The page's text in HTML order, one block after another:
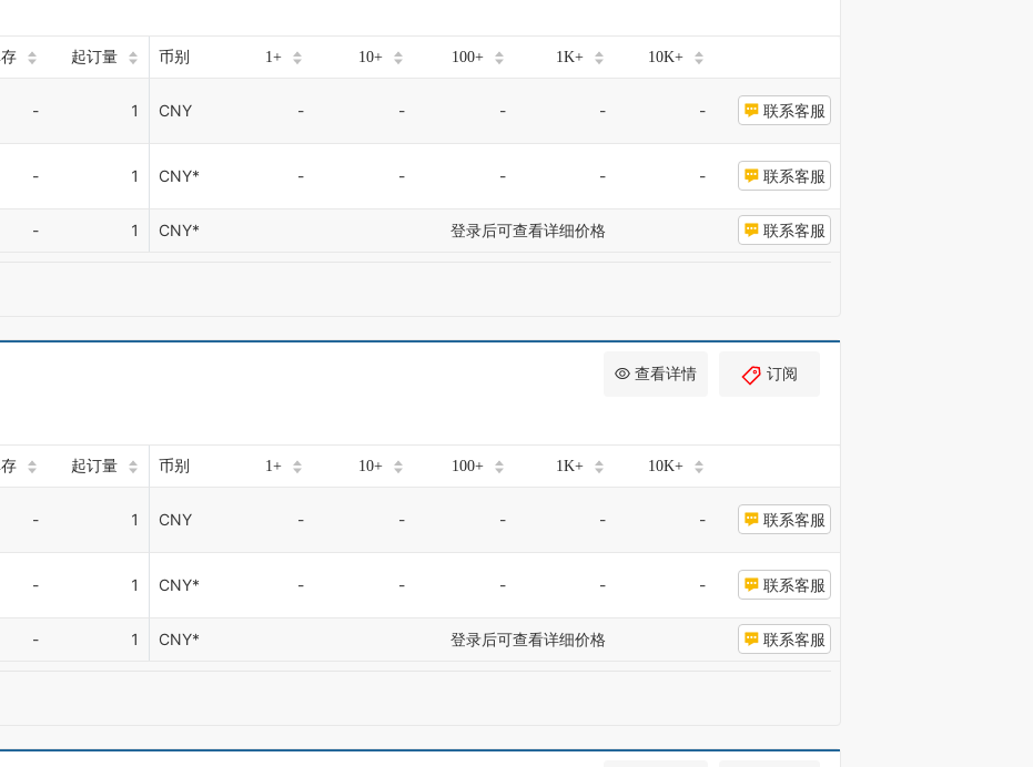
起订量 币别 1+ 10+ 100+ 1K+ 10K+
- 1 CNY - - - - - 联系客服
- 1 CNY* - - - - - 联系客服
- 1 CNY* 登录后可查看详细价格 联系客服
查看详情 订阅
起订量 币别 1+ 10+ 100+ 1K+ 10K+
- 1 CNY - - - - - 联系客服
- 1 CNY* - - - - - 联系客服
- 1 CNY* 登录后可查看详细价格 联系客服